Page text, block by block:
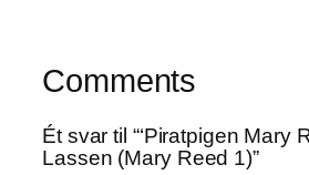
Comments
Ét svar til “‘Piratpigen Mary
Lassen (Mary Reed 1)”